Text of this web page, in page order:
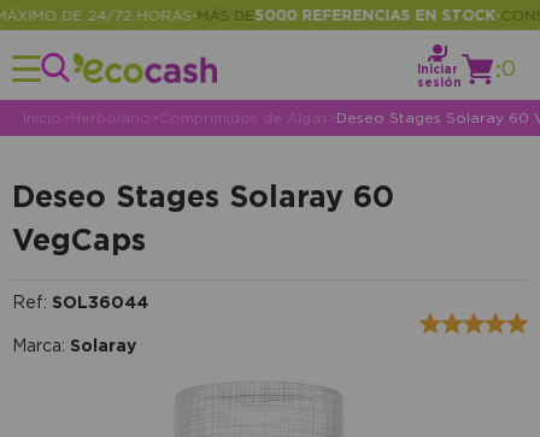
DE 24/72 HORAS•MÁS DE 5000 REFERENCIAS EN STOCK•
Iniciar
sesión
:0
Inicio>Herbolario>Comprimidos de Algas >Deseo Stages Solaray 60
Deseo Stages Solaray 60
VegCaps
Ref: SOL36044
Marca: Solaray